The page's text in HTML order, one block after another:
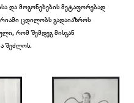
და მოგონებების მეტაფორებად
ცდილობს გადაიაზროს
რომ შემდეგ მისგან
შეძლოს.